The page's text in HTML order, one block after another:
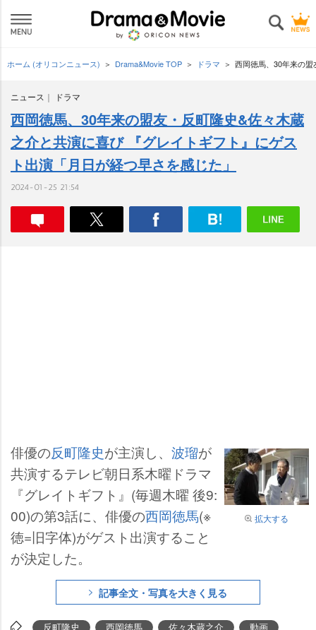
ホーム (オリコンニュース) Drama&Movie TOP ドラマ 西岡徳馬、30年来の
ニュース ドラマ
西岡徳馬、30年来の盟友・反町隆史&佐々木蔵
之介と共演に喜び 『グレイトギフト』にゲス
ト出演「月日が経つ早さを感じた」
2024-01-25 21:54
拡大する
俳優の反町隆史が主演し、 波瑠が
共演するテレビ朝日系木曜ドラマ
『グレイトギフト』(毎週木曜 後9:
00)の第3話に、俳優の西岡徳馬(※
徳=旧字体)がゲスト出演すること
が決定した。
記事全文・写真を大きく見る
反町隆史 西岡徳馬 佐々木蔵之介
動画